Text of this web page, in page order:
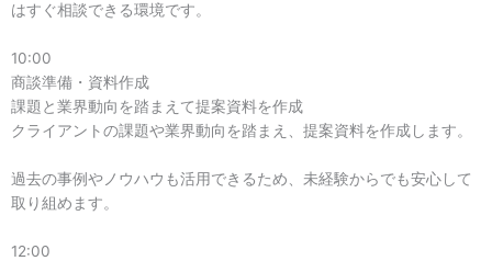
はすぐ相談できる環境です。
10:00
商談準備・資料作成
課題と業界動向を踏まえて提案資料を作成
クライアントの課題や業界動向を踏まえ、提案資料を作成します。
過去の事例やノウハウも活用できるため、未経験からでも安心して
取り組めます。
12:00